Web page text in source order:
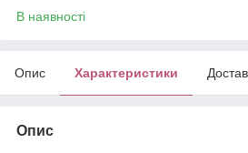
В наявності
Опис Характеристики
Опис